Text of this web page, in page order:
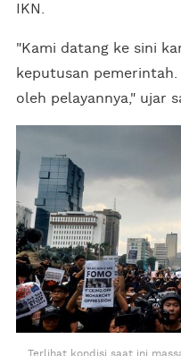
IKN.
"Kami datang ke sini
keputusan
oleh pelayannya," ujar
Terlihat kondisi saat ini